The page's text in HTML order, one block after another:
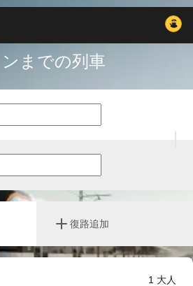
までの列車
復路追加
1 大人